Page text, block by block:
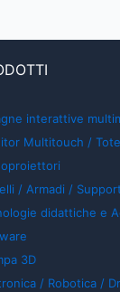
interattive
Multitouch /
/ Armadi /
didattiche e
3D
/ Robotica /